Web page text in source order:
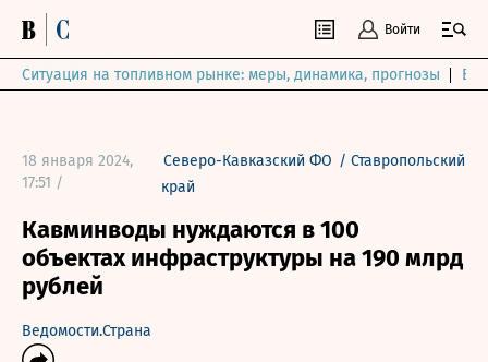
Войти
Ситуация на топливном рынке: меры, динамика, прогнозы
18 января 2024,
17:51 /
Северо-Кавказский ФО /Ставропольский
край
Кавминводы нуждаются в 100
объектах инфраструктуры на 190 млрд
рублей
Ведомости.Страна